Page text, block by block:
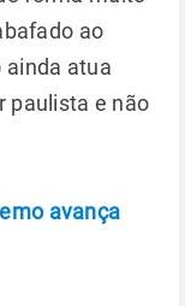
ao
ainda atua
paulista e não
avança